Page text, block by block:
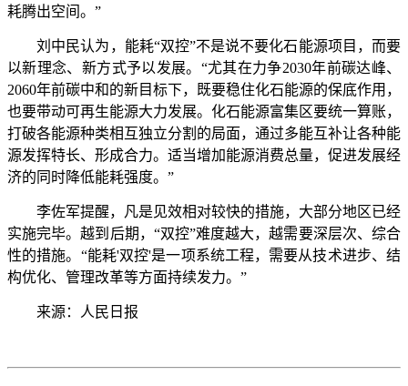
耗腾出空间。”
刘中民认为，能耗“双控”不是说不要化石能源项目，而要
以新理念、新方式予以发展。“尤其在力争2030年前碳达峰、
2060年前碳中和的新目标下，既要稳住化石能源的保底作用，
也要带动可再生能源大力发展。化石能源富集区要统一算账，
打破各能源种类相互独立分割的局面，通过多能互补让各种能
源发挥特长、形成合力。适当增加能源消费总量，促进发展经
济的同时降低能耗强度。”
李佐军提醒，凡是见效相对较快的措施，大部分地区已经
实施完毕。越到后期，“双控”难度越大，越需要深层次、综合
性的措施。“能耗'双控'是一项系统工程，需要从技术进步、结
构优化、管理改革等方面持续发力。”
来源：人民日报